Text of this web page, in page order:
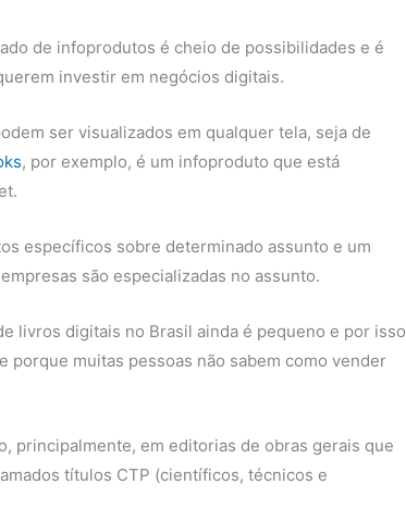
de infoprodutos é cheio de possibilidades e é
investir em negócios digitais.
ser visualizados em qualquer tela, seja de
, por exemplo, é um infoproduto que está
específicos sobre determinado assunto e um
são especializadas no assunto.
livros digitais no Brasil ainda é pequeno e por isso
porque muitas pessoas não sabem como vender
principalmente, em editorias de obras gerais que
títulos CTP (científicos, técnicos e